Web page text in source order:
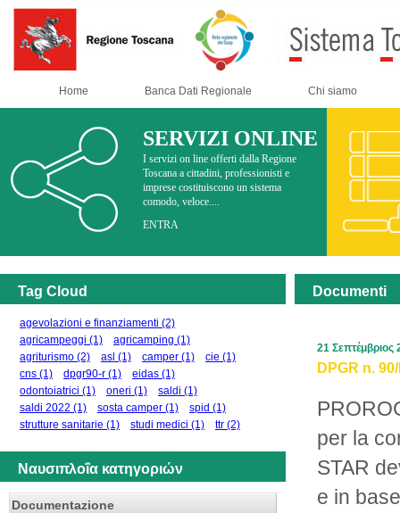
Home Banca Dati Regionale Chi siamo
SERVIZI ONLINE
I servizi on line offerti dalla Regione
Toscana a cittadini, professionisti e
imprese costituiscono un sistema
comodo, veloce....
ENTRA
Tag Cloud
agevolazioni e finanziamenti (2)
agricampeggi (1) agricamping (1)
agriturismo (2) asl (1) camper (1) cie (1)
cns (1) dpgr90-r (1) eidas (1)
odontoiatrici (1) oneri (1) saldi (1)
saldi 2022 (1) sosta camper (1) spid (1)
strutture sanitarie (1) studi medici (1) ttr (2)
Ναυσιπλοΐα κατηγοριών
Documentazione
Documenti
DPGR n.
per la
STAR
e in
21 Σεπτέμβριος